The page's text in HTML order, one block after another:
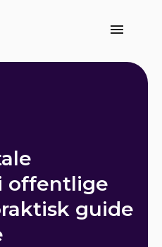
offentlige
guide